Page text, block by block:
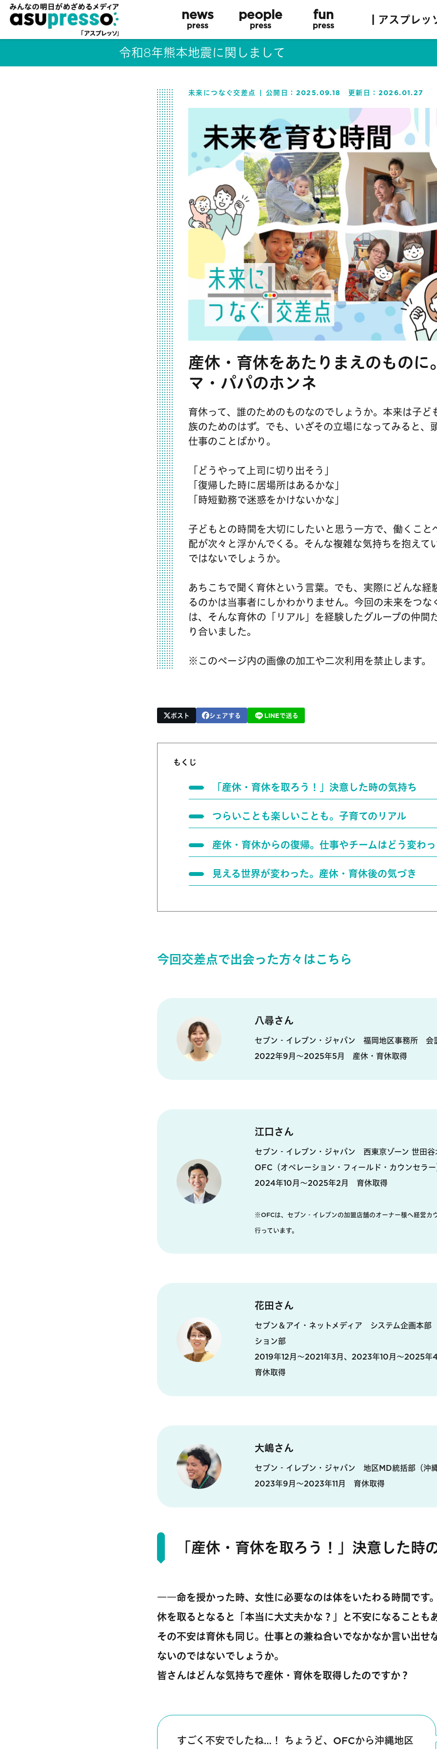
news
press
people
press
fun
press | アスプレ
令和8年熊本地震に関しまして
未来につなぐ交差点 公開日： 2025.09.18 更新日： 2026.01.27
産休・育休をあたりまえのものに
マ・パパのホンネ
育休って、誰のためのものなのでしょうか。本来は子ど
族のためのはず。でも、いざその立場になってみると、
仕事のことばかり。
「どうやって上司に切り出そう」
「復帰した時に居場所はあるかな」
「時短勤務で迷惑をかけないかな」
子どもとの時間を大切にしたいと思う一方で、働くこと
配が次々と浮かんでくる。そんな複雑な気持ちを抱えて
ではないでしょうか。
あちこちで聞く育休という言葉。でも、実際にどんな経
るのかは当事者にしかわかりません。今回の未来をつな
は、そんな育休の「リアル」を経験したグループの仲間
り合いました。
※このページ内の画像の加工や二次利用を禁止します。
ポスト シェアする LINEで送る
もくじ
「産休・育休を取ろう！」決意した時の気持ち
つらいことも楽しいことも。子育てのリアル
産休・育休からの復帰。仕事やチームはどう変わ
見える世界が変わった。産休・育休後の気づき
今回交差点で出会った方々はこちら
八尋さん
セブン‐イレブン・ジャパン 福岡地区事務所 会
2022年9月〜2025年5月 産休・育休取得
江口さん
セブン‐イレブン・ジャパン 西東京ゾーン 世田谷
OFC（オペレーション・フィールド・カウンセラ
2024年10月〜2025年2月 育休取得
※OFCは、セブン‐イレブンの加盟店舗のオーナー様へ経営カ
行っています。
花田さん
セブン＆アイ・ネットメディア システム企画本
ション部
2019年12月～2021年3月、2023年10月〜2025
育休取得
大嶋さん
セブン‐イレブン・ジャパン 地区MD統括部（沖
2023年9月〜2023年11月 育休取得
「産休・育休を取ろう！」決意した時
――命を授かった時、女性に必要なのは体をいたわる時間です
休を取るとなると「本当に大丈夫かな？」と不安になることも
その不安は育休も同じ。仕事との兼ね合いでなかなか言い出せ
ないのではないでしょうか。
皆さんはどんな気持ちで産休・育休を取得したのですか？
すごく不安でしたね…！ ちょうど、OFCから沖縄地区